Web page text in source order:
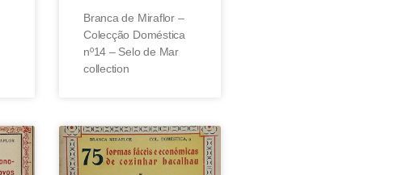
Branca de Miraflor –
Colecção Doméstica
nº14 – Selo de Mar
collection